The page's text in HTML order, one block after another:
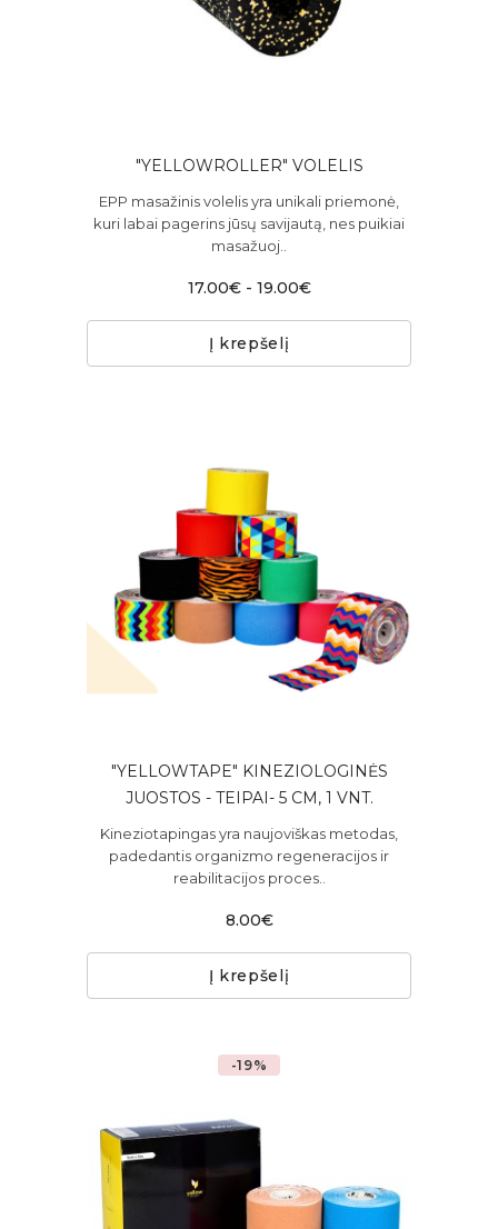
"YELLOWROLLER" VOLELIS
EPP masažinis volelis yra unikali priemonė,
kuri labai pagerins jūsų savijautą, nes puikiai
masažuoj..
17.00€ - 19.00€
Į krepšelį
"YELLOWTAPE" KINEZIOLOGINĖS
JUOSTOS - TEIPAI- 5 CM, 1 VNT.
Kineziotapingas yra naujoviškas metodas,
padedantis organizmo regeneracijos ir
reabilitacijos proces..
8.00€
Į krepšelį
-19%